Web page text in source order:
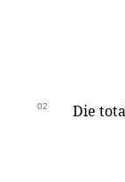
02 Die